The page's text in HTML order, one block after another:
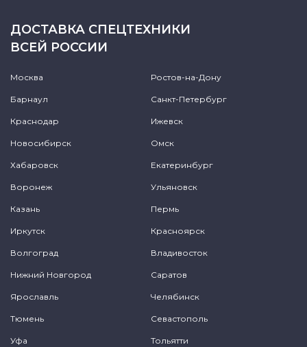
ДОСТАВКА СПЕЦТЕХНИКИ
ВСЕЙ РОССИИ
Москва Ростов-на-Дону
Барнаул Санкт-Петербург
Краснодар Ижевск
Новосибирск Омск
Хабаровск Екатеринбург
Воронеж Ульяновск
Казань Пермь
Иркутск Красноярск
Волгоград Владивосток
Нижний Новгород Саратов
Ярославль Челябинск
Тюмень Севастополь
Уфа Тольятти